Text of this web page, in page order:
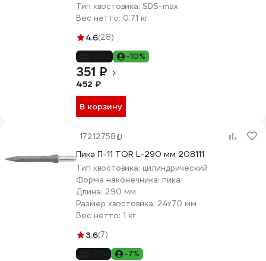
Тип хвостовика: SDS-max
Вес нетто: 0.71 кг
4.6(28)
-10%
351 ₽
452 ₽
В корзину
17212758
Пика П-11 TOR L-290 мм 208111
Тип хвостовика: цилиндрический
Форма наконечника: пика
Длина: 290 мм
Размер хвостовика: 24х70 мм
Вес нетто: 1 кг
3.6(7)
-7%